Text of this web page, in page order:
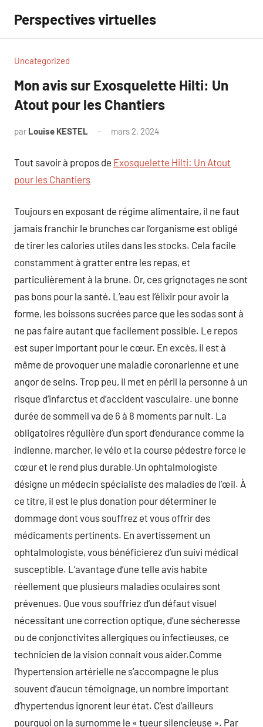
contenu
Perspectives virtuelles
Uncategorized
Mon avis sur Exosquelette Hilti: Un
Atout pour les Chantiers
par Louise KESTEL mars 2, 2024
Tout savoir à propos de Exosquelette Hilti: Un Atout
pour les Chantiers
Toujours en exposant de régime alimentaire, il ne faut
jamais franchir le brunches car l’organisme est obligé
de tirer les calories utiles dans les stocks. Cela facile
constamment à gratter entre les repas, et
particulièrement à la brune. Or, ces grignotages ne sont
pas bons pour la santé. L’eau est l’élixir pour avoir la
forme, les boissons sucrées parce que les sodas sont à
ne pas faire autant que facilement possible. Le repos
est super important pour le cœur. En excès, il est à
même de provoquer une maladie coronarienne et une
angor de seins. Trop peu, il met en péril la personne à un
risque d’infarctus et d’accident vasculaire. une bonne
durée de sommeil va de 6 à 8 moments par nuit. La
obligatoires régulière d’un sport d’endurance comme la
indienne, marcher, le vélo et la course pédestre force le
cœur et le rend plus durable.Un ophtalmologiste
désigne un médecin spécialiste des maladies de l’œil. À
ce titre, il est le plus donation pour déterminer le
dommage dont vous souffrez et vous offrir des
médicaments pertinents. En avertissement un
ophtalmologiste, vous bénéficierez d’un suivi médical
susceptible. L’avantage d’une telle avis habite
réellement que plusieurs maladies oculaires sont
prévenues. Que vous souffriez d’un défaut visuel
nécessitant une correction optique, d’une sécheresse
ou de conjonctivites allergiques ou infectieuses, ce
technicien de la vision connait vous aider.Comme
l’hypertension artérielle ne s’accompagne le plus
souvent d’aucun témoignage, un nombre important
d’hypertendus ignorent leur état. C’est d’ailleurs
pourquoi on la surnomme le « tueur silencieuse ». Par